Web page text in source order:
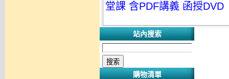
堂課 含PDF講義 函授DVD
站內搜索
購物清單